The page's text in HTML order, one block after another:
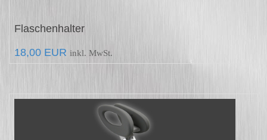
Flaschenhalter
18,00 EUR inkl. MwSt.